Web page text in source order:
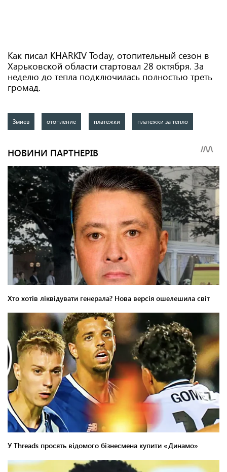
Как писал KHARKIV Today, отопительный сезон в
Харьковской области стартовал 28 октября. За
неделю до тепла подключилась полностью треть
громад.
Змиев отопление платежки платежки за тепло